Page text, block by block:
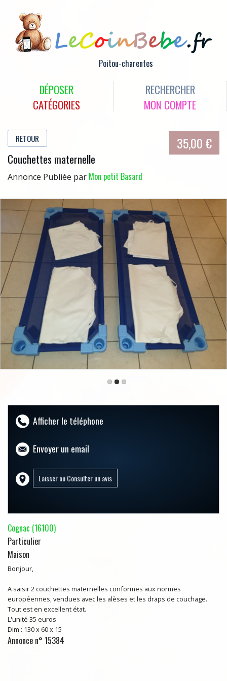
Poitou-charentes
DÉPOSER
RECHERCHER
CATÉGORIES
MON COMPTE
RETOUR
Couchettes maternelle
Annonce Publiée par Mon petit Basard
35,00 €
Afficher le téléphone
Envoyer un email
Cognac (16100)
Particulier
Maison
Bonjour,
A saisir 2 couchettes maternelles conformes aux normes
européennes, vendues avec les alèses et les draps de couchage.
Tout est en excellent état.
L'unité 35 euros
Dim : 130 x 60 x 15
Annonce n° 15384